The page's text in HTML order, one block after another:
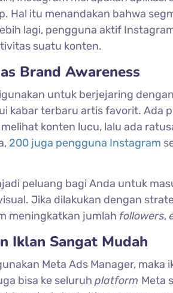
Hal itu menandakan bahwa
lagi, pengguna aktif
suatu konten.
Brand Awareness
untuk berjejaring
kabar terbaru artis favorit. Ada
konten lucu, lalu ada
200 juga pengguna Instagram
peluang bagi Anda untuk
Jika dilakukan dengan
meningkatkan jumlah followers,
Iklan Sangat Mudah
Meta Ads Manager,
bisa ke seluruh platform Meta